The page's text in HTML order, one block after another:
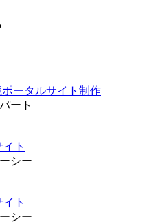
ータルサイト制作
ート
ト
シー
ト
シー